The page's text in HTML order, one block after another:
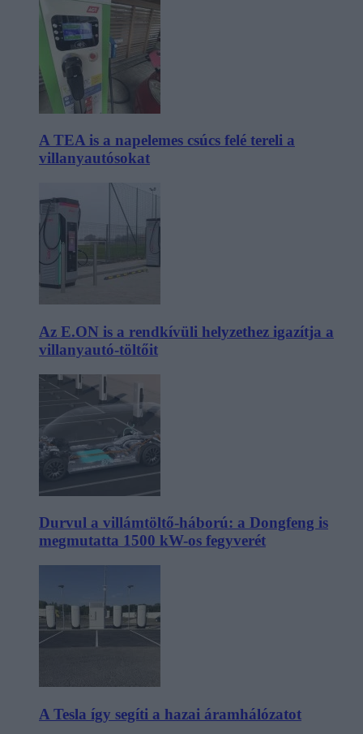
A TEA is a napelemes csúcs felé tereli a
villanyautósokat
Az E.ON is a rendkívüli helyzethez igazítja a
villanyautó-töltőit
Durvul a villámtöltő-háború: a Dongfeng is
megmutatta 1500 kW-os fegyverét
A Tesla így segíti a hazai áramhálózatot